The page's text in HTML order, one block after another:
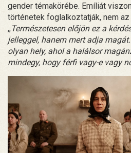
gender témakörébe. Emíliát
történetek foglalkoztatják, nem
,,Természetesen előjön ez a
jelleggel, hanem mert adja
olyan hely, ahol a halálsor
mindegy, hogy férfi vagy-e vagy